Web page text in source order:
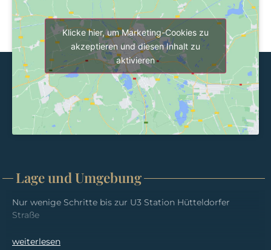
Klicke hier, um Marketing-Cookies zu
akzeptieren und diesen Inhalt zu
aktivieren
Lage und Umgebung
Nur wenige Schritte bis zur U3 Station Hütteldorfer
Straße
weiterlesen